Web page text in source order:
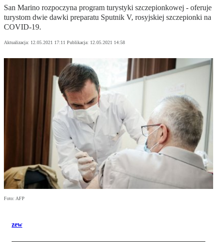
San Marino rozpoczyna program turystyki szczepionkowej - oferuje
turystom dwie dawki preparatu Sputnik V, rosyjskiej szczepionki na
COVID-19.
Aktualizacja: 12.05.2021 17:11 Publikacja: 12.05.2021 14:58
Foto: AFP
zew